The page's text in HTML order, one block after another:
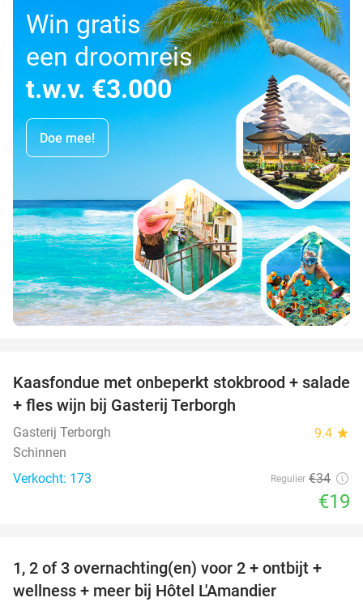
Win gratis
een droomreis
t.w.v. €3.000
Doe mee!
44%
Kaasfondue met onbeperkt stokbrood + salade
+ fles wijn bij Gasterij Terborgh
Gasterij Terborgh 9.4 star
Schinnen
Verkocht: 173
Regulier €34
€19
32%
TODAY
1, 2 of 3 overnachting(en) voor 2 + ontbijt +
wellness + meer bij Hôtel L'Amandier